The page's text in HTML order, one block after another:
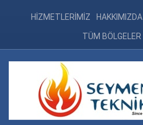
HİZMETLERİMİZ HAKKIMIZDA
TÜM BÖLGELER